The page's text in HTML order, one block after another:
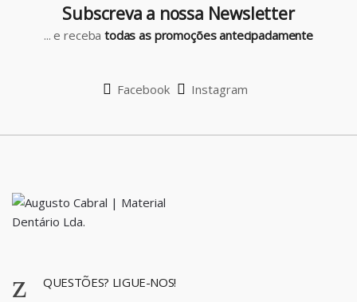
Subscreva a nossa Newsletter
... e recebatodas as promoções antecipadamente
Facebook Instagram
QUESTÕES? LIGUE-NOS!